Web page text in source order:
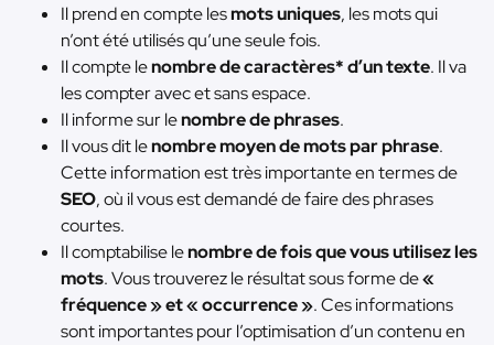
Il prend en compte lesmots uniques, les mots qui
n’ont été utilisés qu’une seule fois.
Il compte lenombre de caractères* d’un texte. Il va
les compter avec et sans espace.
Il informe sur lenombre de phrases.
Il vous dit lenombre moyen de mots par phrase.
Cette information est très importante en termes de
SEO, où il vous est demandé de faire des phrases
courtes.
Il comptabilise lenombre de fois que vous utilisez les
mots. Vous trouverez le résultat sous forme de«
fréquence » et « occurrence ». Ces informations
sont importantes pour l’optimisation d’un contenu en